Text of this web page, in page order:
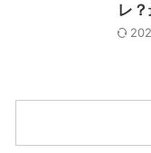
レ